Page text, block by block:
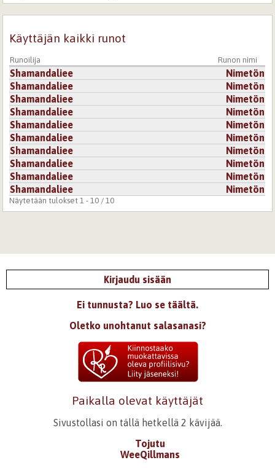
Käyttäjän kaikki runot
Runoilija Runon nimi
Shamandaliee
Nimetön
Shamandaliee
Nimetön
Shamandaliee
Nimetön
Shamandaliee
Nimetön
Shamandaliee
Nimetön
Shamandaliee
Nimetön
Shamandaliee
Nimetön
Shamandaliee
Nimetön
Shamandaliee
Nimetön
Shamandaliee
Nimetön
Näytetään tulokset 1 - 10 / 10
Kirjaudu sisään
Ei tunnusta? Luo se täältä.
Oletko unohtanut salasanasi?
Paikalla olevat käyttäjät
Sivustollasi on tällä hetkellä 2 kävijää.
Tojutu
WeeQillmans